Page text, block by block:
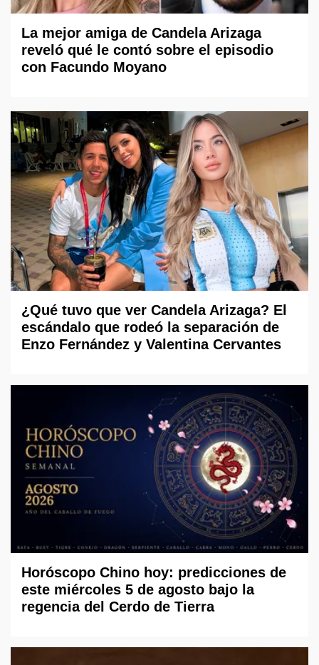
La mejor amiga de Candela Arizaga
reveló qué le contó sobre el episodio
con Facundo Moyano
¿Qué tuvo que ver Candela Arizaga? El
escándalo que rodeó la separación de
Enzo Fernández y Valentina Cervantes
Horóscopo Chino hoy: predicciones de
este miércoles 5 de agosto bajo la
regencia del Cerdo de Tierra